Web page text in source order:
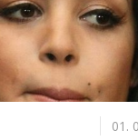
01.